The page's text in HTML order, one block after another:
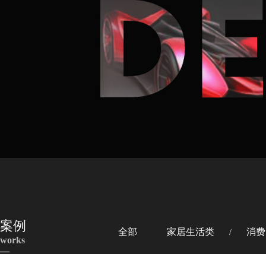
案例
works
—
全部 家居生活类 / 消